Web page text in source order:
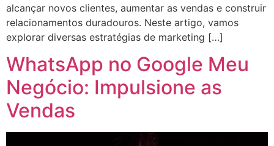
alcançar novos clientes, aumentar as vendas e construir
relacionamentos duradouros. Neste artigo, vamos
explorar diversas estratégias de marketing […]
WhatsApp no Google Meu
Negócio: Impulsione as
Vendas